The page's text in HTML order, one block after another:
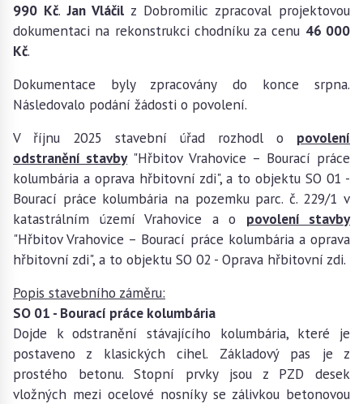
990 Kč.Jan Vláčil z Dobromilic zpracoval projektovou
dokumentaci na rekonstrukci chodníku za cenu 46 000
Kč.
Dokumentace byly zpracovány do konce srpna.
Následovalo podání žádosti o povolení.
V říjnu 2025 stavební úřad rozhodl o povolení
odstranění stavby"Hřbitov Vrahovice – Bourací práce
kolumbária a oprava hřbitovní zdi", a to objektu SO 01 -
Bourací práce kolumbária na pozemku parc. č. 229/1 v
katastrálním území Vrahovice a o povolení stavby
"Hřbitov Vrahovice – Bourací práce kolumbária a oprava
hřbitovní zdi", a to objektu SO 02 - Oprava hřbitovní zdi.
Popis stavebního záměru:
SO 01 - Bourací práce kolumbária
Dojde k odstranění stávajícího kolumbária, které je
postaveno z klasických cihel. Základový pas je z
prostého betonu. Stopní prvky jsou z PZD desek
vložných mezi ocelové nosníky se zálivkou betonovou